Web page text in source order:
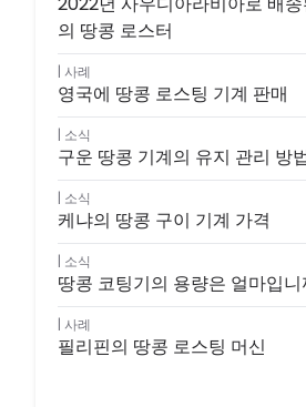
의 땅콩 로스터
사례
영국에 땅콩 로스팅 기계 판매
소식
구운 땅콩 기계의 유지 관리 방
소식
케냐의 땅콩 구이 기계 가격
소식
땅콩 코팅기의 용량은 얼마입니
사례
필리핀의 땅콩 로스팅 머신